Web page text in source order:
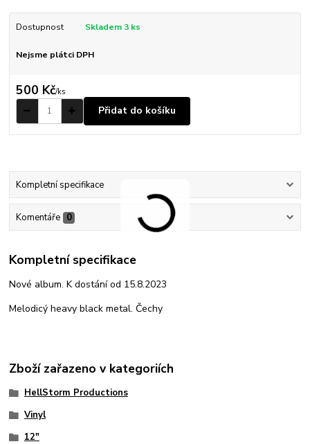
Dostupnost Skladem 3 ks
Nejsme plátci DPH
500 Kč/ks
Přidat do košíku
Kompletní specifikace
Komentáře 0
Kompletní specifikace
Nové album. K dostání od 15.8.2023
Melodicý heavy black metal. Čechy
Zboží zařazeno v kategoriích
HellStorm Productions
Vinyl
12"